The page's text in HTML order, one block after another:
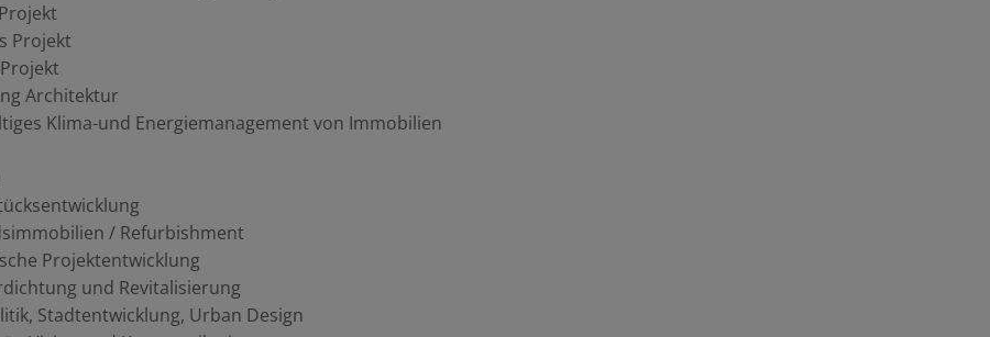
Projekt
Architektur
Klima-und Energiemanagement von Immobilien
/ Refurbishment
Projektentwicklung
und Revitalisierung
Stadtentwicklung, Urban Design